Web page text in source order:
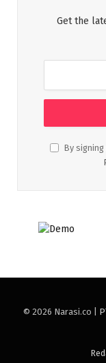
Get the
By
© 2026 Narasi.co |